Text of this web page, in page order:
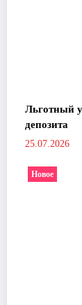
Льготный
депозита
25.07.2026
Новое